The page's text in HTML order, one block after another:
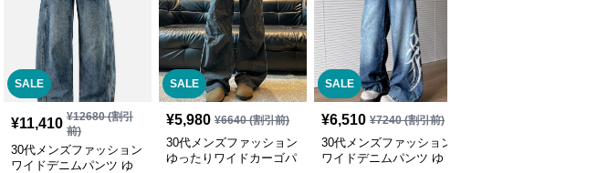
SALE
¥11,410 ¥12680(割引
前)
30代メンズファッション
ワイドデニムパンツ ゆ
SALE
¥5,980 ¥6640(割引前)
30代メンズファッション
ゆったりワイドカーゴパ
SALE
¥6,510 ¥7240(割引前)
30代メンズファッション
ワイドデニムパンツ ゆ